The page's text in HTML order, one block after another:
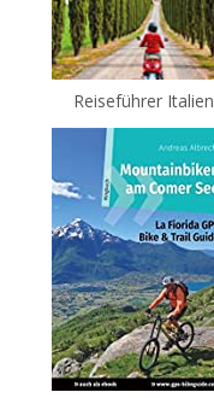
Reiseführer Italien